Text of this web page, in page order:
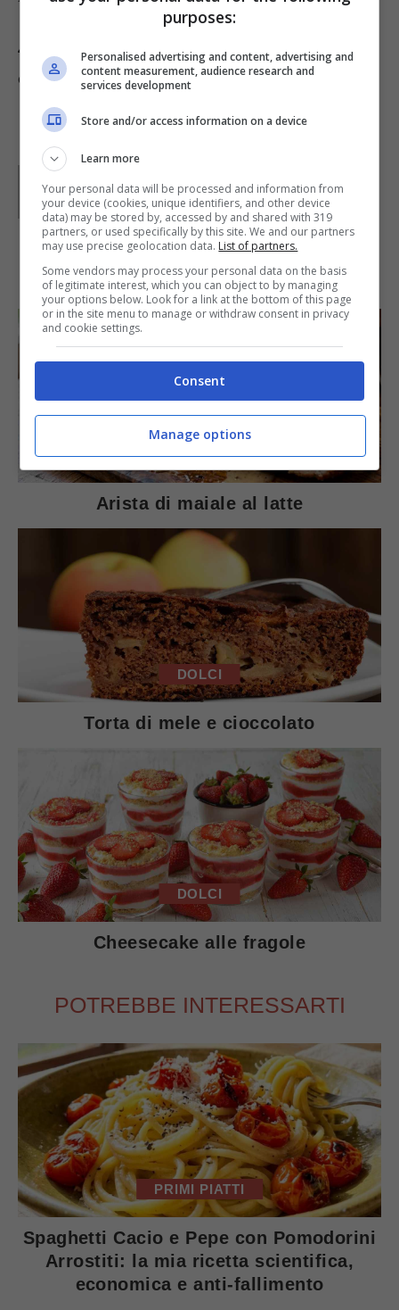
4)
Mettete nella pirofila nel forno caldo a 180° e
cuocete per 15 minuti circa.
IN PRIMO PIANO
SECONDI PIATTI
Arista di maiale al latte
DOLCI
Torta di mele e cioccolato
DOLCI
Cheesecake alle fragole
POTREBBE INTERESSARTI
PRIMI PIATTI
Spaghetti Cacio e Pepe con Pomodorini
Arrostiti: la mia ricetta scientifica,
economica e anti-fallimento
purposes:
Personalised advertising and content, advertising and
content measurement, audience research and
services development
Store and/or access information on a device
Learn more
Your personal data will be processed and information from
your device (cookies, unique identifiers, and other device
data) may be stored by, accessed by and shared with 319
partners, or used specifically by this site. We and our partners
may use precise geolocation data. List of partners.
Some vendors may process your personal data on the basis
of legitimate interest, which you can object to by managing
your options below. Look for a link at the bottom of this page
or in the site menu to manage or withdraw consent in privacy
and cookie settings.
Consent
Manage options